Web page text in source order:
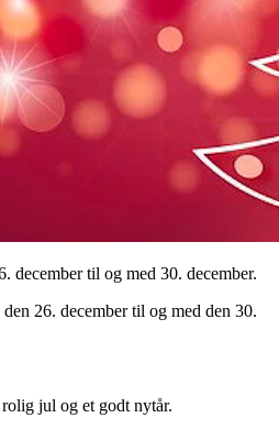
december til og med 30. december.
26. december til og med den 30.
jul og et godt nytår.